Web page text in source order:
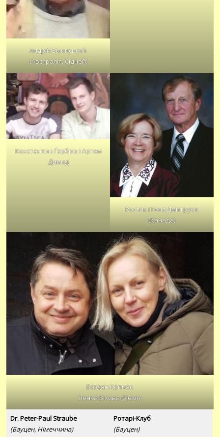
Андрій Білинський
(Австралія, Сідней)
Константин Ґербріх і Артем
Димид
Ростик і Геня Дмитруки
(Канада)
Богдан Копчак
Ленка Віхова (Чехія)
Dr. Peter-Paul Straube
(Бауцен, Німеччина)
Ротарі-Клуб
(Бауцен)